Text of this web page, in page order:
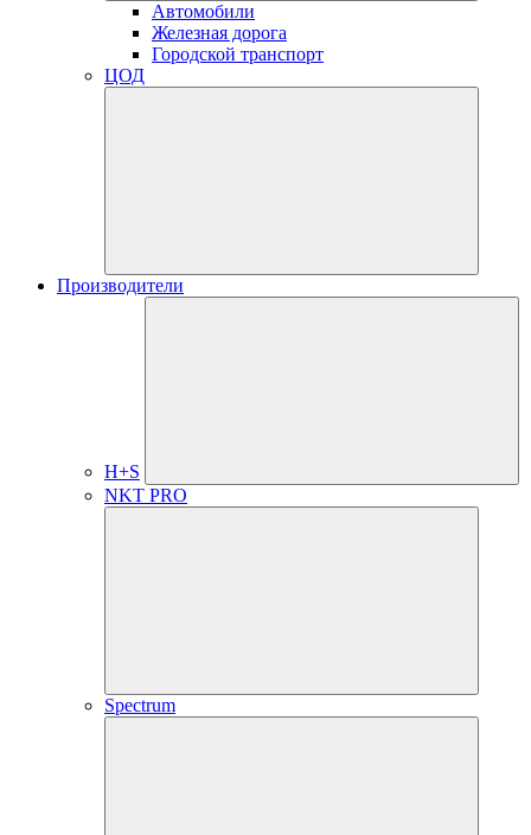
Автомобили
Железная дорога
Городской транспорт
ЦОД
Производители
H+S
NKT PRO
Spectrum